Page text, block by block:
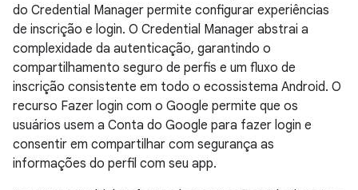
do Credential Manager permite configurar experiências
de inscrição e login. O Credential Manager abstrai a
complexidade da autenticação, garantindo o
compartilhamento seguro de perfis e um fluxo de
inscrição consistente em todo o ecossistema Android. O
recurso Fazer login com o Google permite que os
usuários usem a Conta do Google para fazer login e
consentir em compartilhar com segurança as
informações do perfil com seu app.